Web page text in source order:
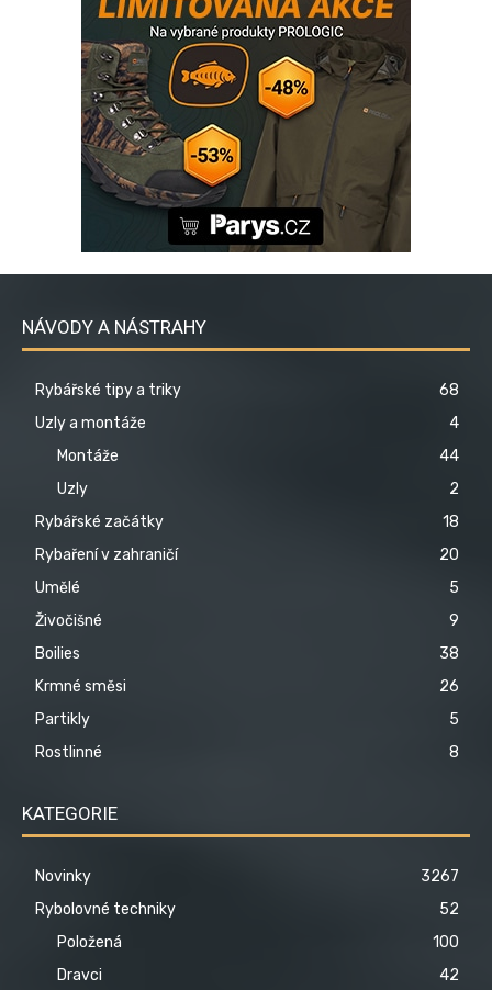
NÁVODY A NÁSTRAHY
Rybářské tipy a triky
68
Uzly a montáže
4
Montáže
44
Uzly
2
Rybářské začátky
18
Rybaření v zahraničí
20
Umělé
5
Živočišné
9
Boilies
38
Krmné směsi
26
Partikly
5
Rostlinné
8
KATEGORIE
Novinky
3267
Rybolovné techniky
52
Položená
100
Dravci
42